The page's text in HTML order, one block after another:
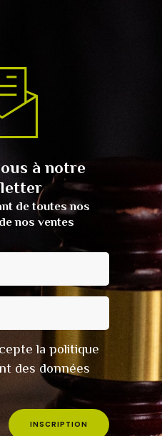
à notre
de toutes nos
nos ventes
la politique
des données
INSCRIPTION